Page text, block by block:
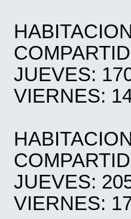
JUEVES:
VIERNES:
JUEVES:
VIERNES: